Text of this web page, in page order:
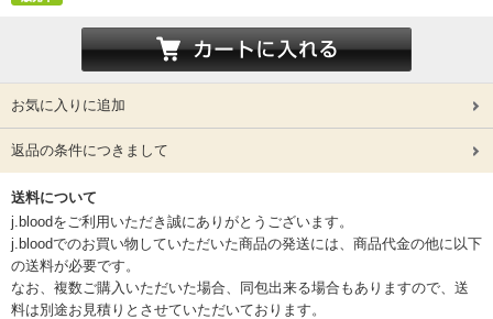
お気に入りに追加
返品の条件につきまして
送料について
j.bloodをご利用いただき誠にありがとうございます。
j.bloodでのお買い物していただいた商品の発送には、商品代金の他に以下
の送料が必要です。
なお、複数ご購入いただいた場合、同包出来る場合もありますので、送
料は別途お見積りとさせていただいております。